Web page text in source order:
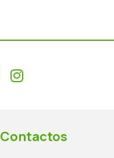
Facebook
Instagram
Contactos